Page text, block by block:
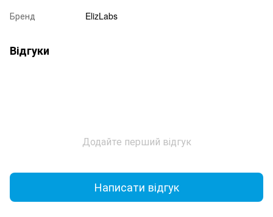
Бренд ElizLabs
Відгуки
Додайте перший відгук
Написати відгук